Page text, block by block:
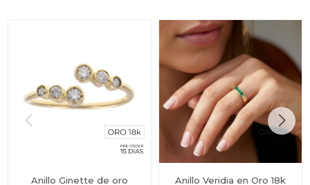
Anillo Ginette de oro
Anillo Veridia en Oro 18k